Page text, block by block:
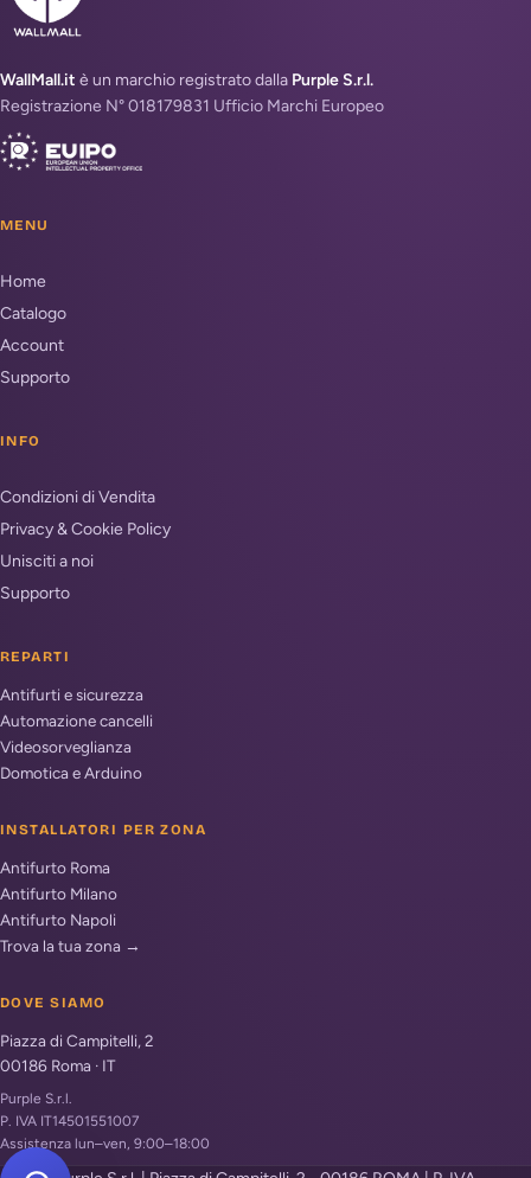
WallMall.it è un marchio registrato dalla Purple S.r.l.
Registrazione N° 018179831 Ufficio Marchi Europeo
MENU
Home
Catalogo
Account
Supporto
INFO
Condizioni di Vendita
Privacy & Cookie Policy
Unisciti a noi
Supporto
REPARTI
Antifurti e sicurezza
Automazione cancelli
Videosorveglianza
Domotica e Arduino
INSTALLATORI PER ZONA
Antifurto Roma
Antifurto Milano
Antifurto Napoli
Trova la tua zona →
DOVE SIAMO
Piazza di Campitelli, 2
00186 Roma · IT
Purple S.r.l.
P. IVA IT14501551007
Assistenza lun–ven, 9:00–18:00